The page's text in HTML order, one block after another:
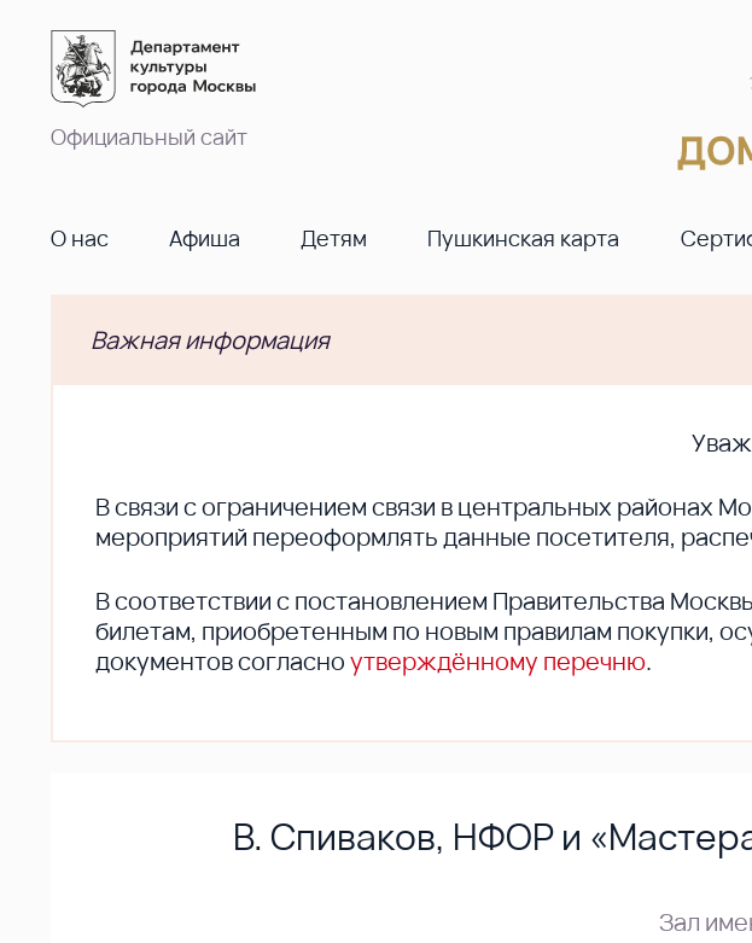
Официальный сайт
О нас Афиша Детям Пушкинская карта
Важная информация
В cвязи с ограничением связи в центральных районах
мероприятий переоформлять данные посетителя,
В соответствии с постановлением Правительства
билетам, приобретенным по новым правилам покупки,
документов согласноутверждённому перечню.
В. Спиваков, НФОР и
Зал